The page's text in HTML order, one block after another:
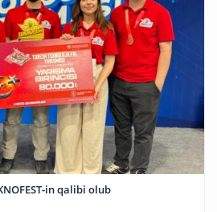
in qalibi olub